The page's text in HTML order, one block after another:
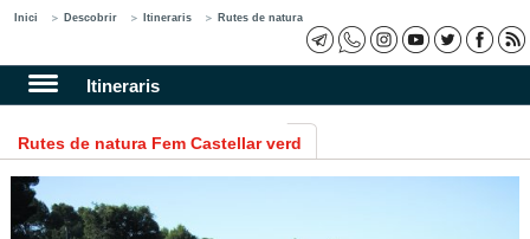
Inici Descobrir Itineraris Rutes de natura
Itineraris
Rutes de natura Fem Castellar verd